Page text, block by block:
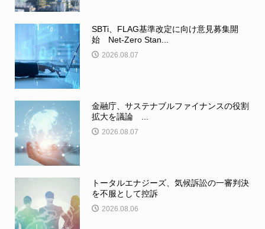
SBTi、FLAG基準改定に向け意見募集開
始 Net-Zero Stan...
2026.08.07
金融庁、サステナブルファイナンスの役割
拡大を議論 ...
2026.08.07
トータルエナジーズ、気候訴訟の一審判決
を不服として控訴
2026.08.06